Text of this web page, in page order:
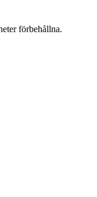
förbehållna.